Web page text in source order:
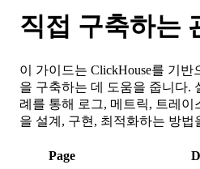
직접 구축하는
이 가이드는 ClickHouse를 기
을 구축하는 데 도움을 줍니다.
례를 통해 로그, 메트릭, 트레이
을 설계, 구현, 최적화하는 방법
Page